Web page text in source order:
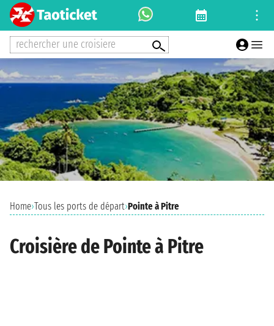
rechercher une croisiere
Home›Tous les ports de départ›Pointe à Pitre
Croisière de Pointe à Pitre